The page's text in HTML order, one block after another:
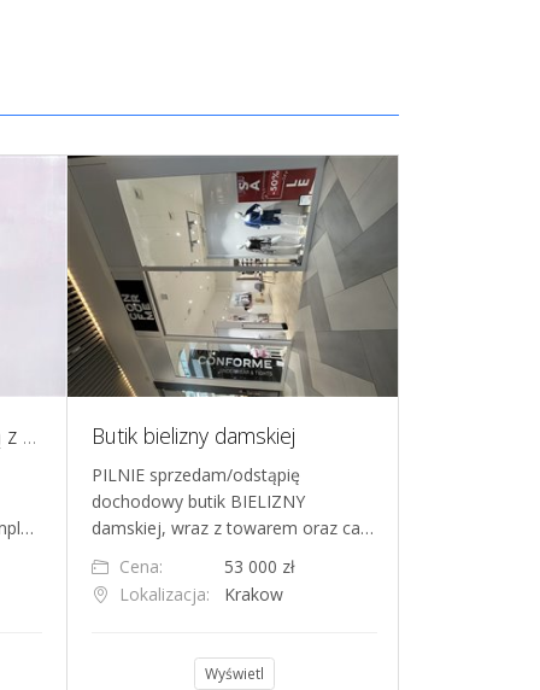
Sprzedam markę modową z potencjałem do rozwoju Butik bielizny damskiej
PILNIE sprzedam/odstąpię
dochodowy butik BIELIZNY
damskiej, wraz z towarem oraz ca…
Cena:
53 000 zł
Lokalizacja:
Krakow
Wyświetl